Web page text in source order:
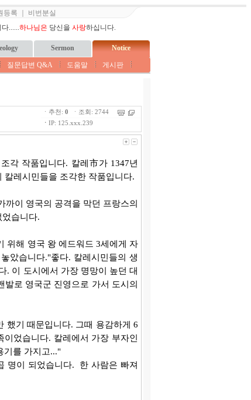
등록
비번분실
......하나님은 당신을 사랑하십니다.
Sermon Notice
질문답변 Q&A 도움말 게시판
ㆍ추천: 0 ㆍ조회: 2744
ㆍ IP: 125.xxx.239
각 작품입니다. 칼레市가 1347년
칼레시민들을 조각한 작품입니다.
까이 영국의 공격을 막던 프랑스의
습니다.
위해 영국 왕 에드워드 3세에게 자
았습니다."좋다. 칼레시민들의 생
. 이 도시에서 가장 명망이 높던 대
로 영국군 진영으로 가서 도시의
했기 때문입니다. 그때 용감하게 6
었습니다. 칼레에서 가장 부자인
기를 가지고..."
명이 되었습니다. 한 사람은 빠져